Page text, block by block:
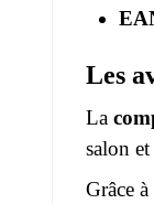
Les
La
salon
Grâce